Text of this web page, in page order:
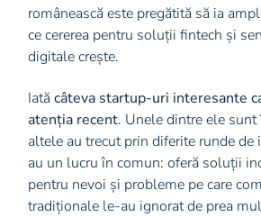
românească este pregătită să ia
ce cererea pentru soluții fintech și
digitale crește.
Iatăcâteva startup-uri interesante
atenția recent. Unele dintre ele sunt
altele au trecut prin diferite runde de
au un lucru în comun: oferă soluții
pentru nevoi și probleme pe care
tradiționale le-au ignorat de prea